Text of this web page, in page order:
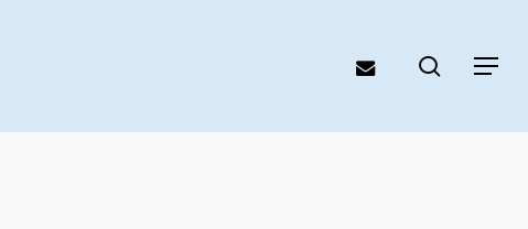
Menu
email search